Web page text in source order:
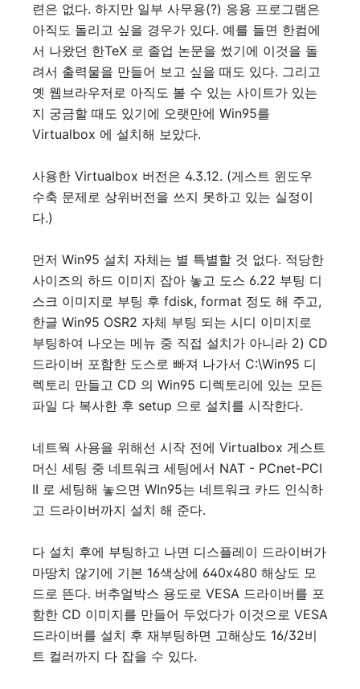
련은 없다. 하지만 일부 사무용(?) 응용 프로그램은
아직도 돌리고 싶을 경우가 있다. 예를 들면 한컴에
서 나왔던 한TeX 로 졸업 논문을 썼기에 이것을 돌
려서 출력물을 만들어 보고 싶을 때도 있다. 그리고
옛 웹브라우저로 아직도 볼 수 있는 사이트가 있는
지 궁금할 때도 있기에 오랫만에 Win95를
Virtualbox 에 설치해 보았다.
사용한 Virtualbox 버전은 4.3.12. (게스트 윈도우
수축 문제로 상위버전을 쓰지 못하고 있는 실정이
다.)
먼저 Win95 설치 자체는 별 특별할 것 없다. 적당한
사이즈의 하드 이미지 잡아 놓고 도스 6.22 부팅 디
스크 이미지로 부팅 후 fdisk, format 정도 해 주고,
한글 Win95 OSR2 자체 부팅 되는 시디 이미지로
부팅하여 나오는 메뉴 중 직접 설치가 아니라 2) CD
드라이버 포함한 도스로 빠져 나가서 C:\Win95 디
렉토리 만들고 CD 의 Win95 디렉토리에 있는 모든
파일 다 복사한 후 setup 으로 설치를 시작한다.
네트웍 사용을 위해선 시작 전에 Virtualbox 게스트
머신 세팅 중 네트워크 세팅에서 NAT - PCnet-PCI
II 로 세팅해 놓으면 WIn95는 네트워크 카드 인식하
고 드라이버까지 설치 해 준다.
다 설치 후에 부팅하고 나면 디스플레이 드라이버가
마땅치 않기에 기본 16색상에 640x480 해상도 모
드로 뜬다. 버추얼박스 용도로 VESA 드라이버를 포
함한 CD 이미지를 만들어 두었다가 이것으로 VESA
드라이버를 설치 후 재부팅하면 고해상도 16/32비
트 컬러까지 다 잡을 수 있다.